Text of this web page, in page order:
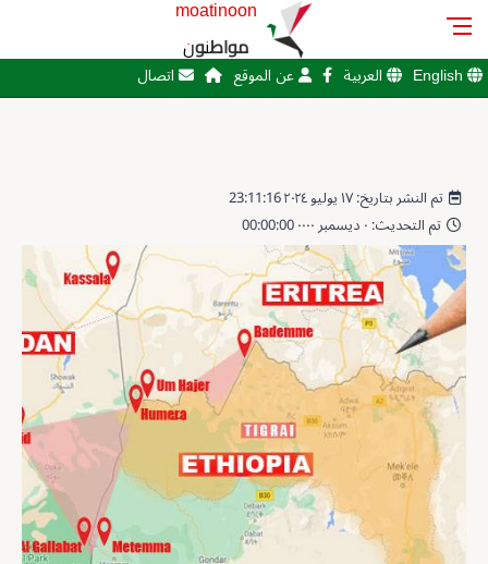
moatinoon
مواطنون
English العربية عن الموقع اتصال
تم النشر بتاريخ: ١٧ يوليو ٢٠٢٤ 23:11:16
تم التحديث: ٠ ديسمبر ٠٠٠٠ 00:00:00